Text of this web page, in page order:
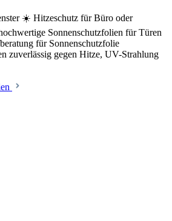
☀️ Hitzeschutz für Büro oder
Sonnenschutzfolien für Türen
für Sonnenschutzfolie
zuverlässig gegen Hitze, UV-Strahlung